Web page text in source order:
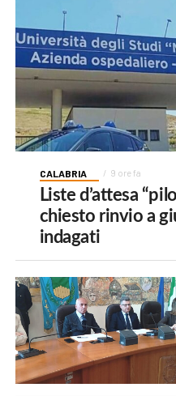
CALABRIA 9 ore fa
Liste d’attesa
chiesto rinvio a
indagati